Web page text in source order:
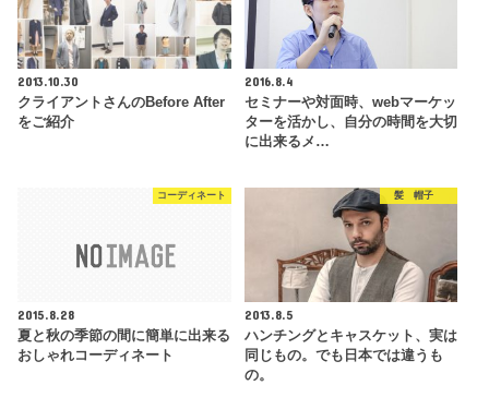
2013.10.30
クライアントさんのBefore After
をご紹介
2016.8.4
セミナーや対面時、webマーケッ
ターを活かし、自分の時間を大切
に出来るメ…
コーディネート
2015.8.28
夏と秋の季節の間に簡単に出来る
おしゃれコーディネート
髪 帽子
2013.8.5
ハンチングとキャスケット、実は
同じもの。でも日本では違うも
の。